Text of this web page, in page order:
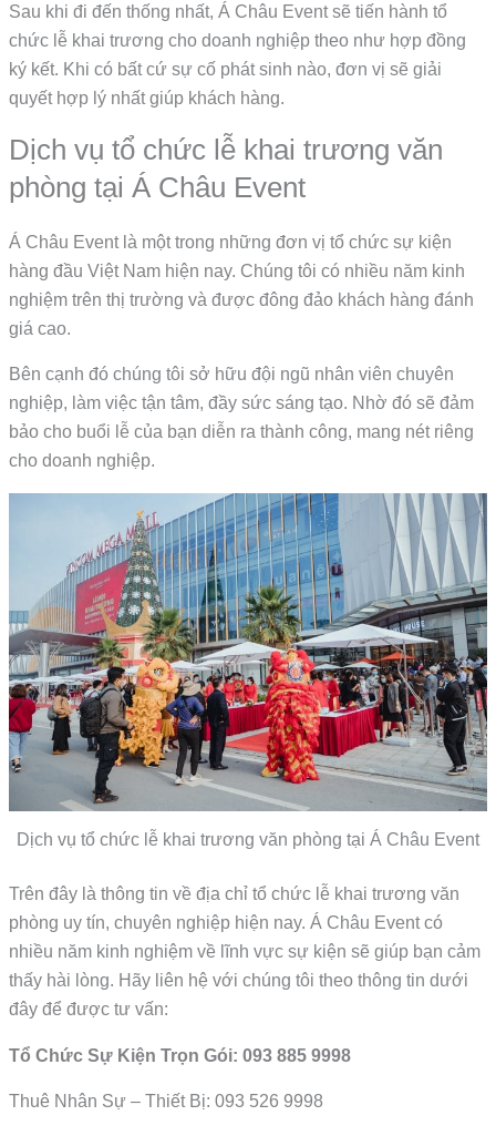
Sau khi đi đến thống nhất, Á Châu Event sẽ tiến hành tổ
chức lễ khai trương cho doanh nghiệp theo như hợp đồng
ký kết. Khi có bất cứ sự cố phát sinh nào, đơn vị sẽ giải
quyết hợp lý nhất giúp khách hàng.
Dịch vụ tổ chức lễ khai trương văn
phòng tại Á Châu Event
Á Châu Event là một trong những đơn vị tổ chức sự kiện
hàng đầu Việt Nam hiện nay. Chúng tôi có nhiều năm kinh
nghiệm trên thị trường và được đông đảo khách hàng đánh
giá cao.
Bên cạnh đó chúng tôi sở hữu đội ngũ nhân viên chuyên
nghiệp, làm việc tận tâm, đầy sức sáng tạo. Nhờ đó sẽ đảm
bảo cho buổi lễ của bạn diễn ra thành công, mang nét riêng
cho doanh nghiệp.
Dịch vụ tổ chức lễ khai trương văn phòng tại Á Châu Event
Trên đây là thông tin về địa chỉtổ chức lễ khai trương văn
phòng uy tín, chuyên nghiệp hiện nay. Á Châu Event có
nhiều năm kinh nghiệm về lĩnh vực sự kiện sẽ giúp bạn cảm
thấy hài lòng. Hãy liên hệ với chúng tôi theo thông tin dưới
đây để được tư vấn:
Tổ Chức Sự Kiện Trọn Gói: 093 885 9998
Thuê Nhân Sự – Thiết Bị: 093 526 9998